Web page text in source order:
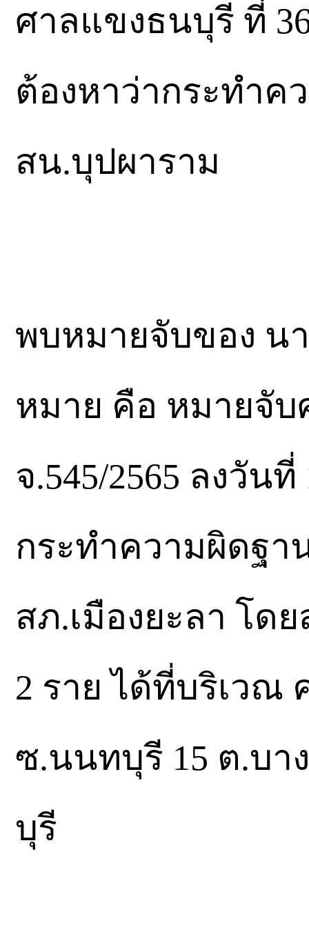
ศาลแขงธนบุรี ที่
ต้องหาว่ากระทำค
สน.บุปผาราม
พบหมายจับของ น
หมาย คือ หมายจับ
จ.545/2565 ลงวัน
กระทำความผิดฐ
สภ.เมืองยะลา โด
2 ราย ได้ที่บริเวณ
ซ.นนทบุรี 15 ต.บา
บุรี